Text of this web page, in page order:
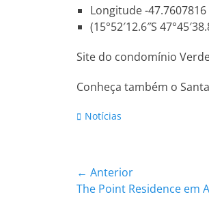
Longitude -47.7607816
(15°52′12.6″S
Site do condomínio
Conheça também o
Categorias:
Notícias
Navegação
de
← Anterior
Post
The Point Residence em